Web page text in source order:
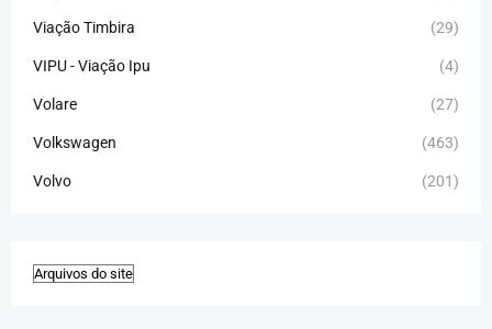
Viação Timbira (29)
VIPU - Viação Ipu (4)
Volare (27)
Volkswagen (463)
Volvo (201)